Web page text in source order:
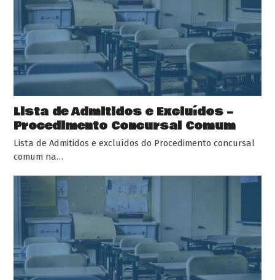
Lista de Admitidos e Excluídos –
Procedimento Concursal Comum
Lista de Admitidos e excluídos do Procedimento concursal
comum na…